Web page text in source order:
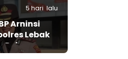
5 hari lalu
Arninsi
Lebak
Polwan